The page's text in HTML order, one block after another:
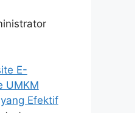
E-
UMKM
Efektif